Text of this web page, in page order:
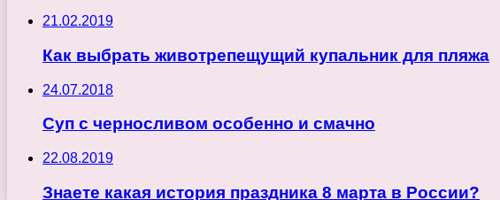
21.02.2019
Как выбрать животрепещущий купальник для пляжа
24.07.2018
Суп с черносливом особенно и смачно
22.08.2019
Знаете какая история праздника 8 марта в России?